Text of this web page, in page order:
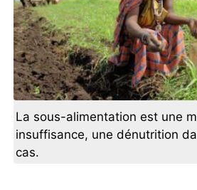
La sous-alimentation est une
insuffisance, une dénutrition
cas.